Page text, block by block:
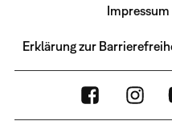
Impressum
Erklärung zur